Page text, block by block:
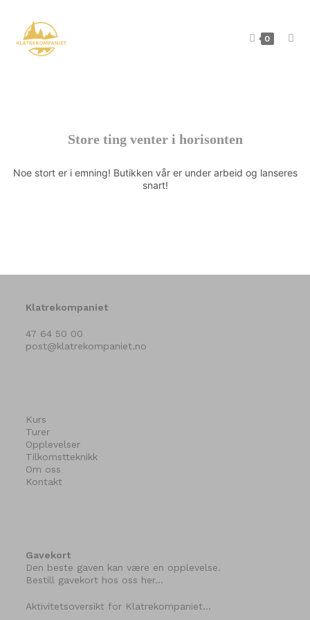
0
Store ting venter i horisonten
Noe stort er i emning! Butikken vår er under arbeid og lanseres
snart!
Klatrekompaniet
47 64 50 00
post@klatrekompaniet.no
Kurs
Turer
Opplevelser
Tilkomstteknikk
Om oss
Kontakt
Gavekort
Den beste gaven kan være en opplevelse.
Bestill gavekort hos oss her…
Aktivitetsoversikt for Klatrekompaniet…